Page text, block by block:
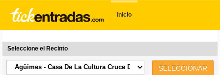
Inicio
Seleccione el Recinto
SELECCIONAR